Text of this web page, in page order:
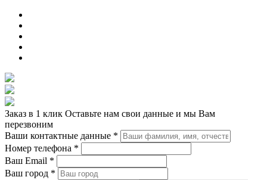
Заказ в 1 клик Оставьте нам свои данные и мы Вам
перезвоним
Ваши контактные данные *
Номер телефона *
Ваш Email *
Ваш город *